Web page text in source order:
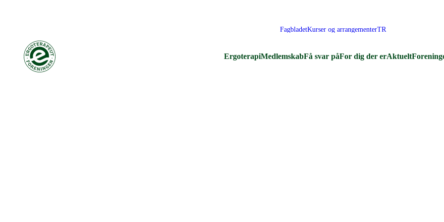
FagbladetKurser og arrangementerTR
ErgoterapiMedlemskabFå svar påFor dig der erAktuelt